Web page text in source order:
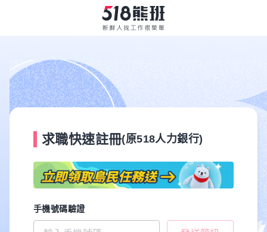
求職快速註冊(原518人力銀行)
手機號碼驗證